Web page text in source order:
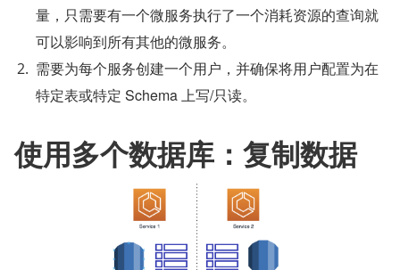
量，只需要有一个微服务执行了一个消耗资源的查询就
可以影响到所有其他的微服务。
需要为每个服务创建一个用户，并确保将用户配置为在
特定表或特定 Schema 上写/只读。
使用多个数据库：复制数据